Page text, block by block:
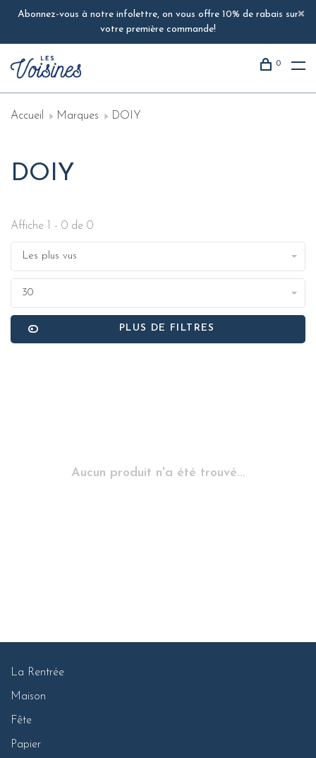
Abonnez-vous à notre infolettre, on vous offre 10% de rabais sur
votre première commande!
0
Accueil Marques DOIY
DOIY
Affiche 1 - 0 de 0
Les plus vus
30
PLUS DE FILTRES
Aucun produit n'a été trouvé...
La Rentrée
Maison
Fête
Papier